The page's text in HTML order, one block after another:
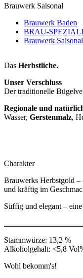
Brauwerk Saisonal
Brauwerk Baden
BRAU-
Brauwerk Saisonal
Das Herbstliche.
Unser Verschluss
Der traditionelle
Regionale und
Wasser, Gerstenmalz,
Charakter
Brauwerks Herbstgold
und kräftig im
Süffig und elegant –
Stammwürze: 13,2 %
Alkoholgehalt: <5,8
Wohl bekomm's!